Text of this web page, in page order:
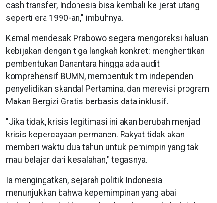
cash transfer, Indonesia bisa kembali ke jerat utang
seperti era 1990-an," imbuhnya.
Kemal mendesak Prabowo segera mengoreksi haluan
kebijakan dengan tiga langkah konkret: menghentikan
pembentukan Danantara hingga ada audit
komprehensif BUMN, membentuk tim independen
penyelidikan skandal Pertamina, dan merevisi program
Makan Bergizi Gratis berbasis data inklusif.
"Jika tidak, krisis legitimasi ini akan berubah menjadi
krisis kepercayaan permanen. Rakyat tidak akan
memberi waktu dua tahun untuk pemimpin yang tak
mau belajar dari kesalahan," tegasnya.
Ia mengingatkan, sejarah politik Indonesia
menunjukkan bahwa kepemimpinan yang abai